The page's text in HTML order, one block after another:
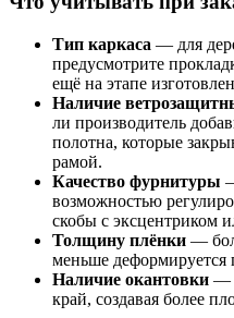
Тип каркаса — для
предусмотрите
ещё на этапе
Наличие
ли производитель
полотна, которые
рамой.
Качество фурнитуры
возможностью
скобы с эксцентриком
Толщину плёнки —
меньше деформируется
Наличие окантовки —
край, создавая более